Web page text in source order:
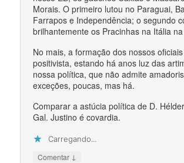
Morais. O primeiro lutou no Paraguai,
Farrapos e Independência; o segundo
brilhantemente os Pracinhas na Itália na
No mais, a formação dos nossos
positivista, estando há anos luz das
nossa política, que não admite
exceções, poucas, mas há.
Comparar a astúcia política de D.
Gal. Justino é covardia.
Carregando...
Comentar ↓